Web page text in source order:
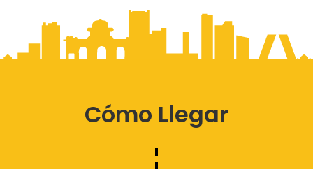
Cómo Llegar